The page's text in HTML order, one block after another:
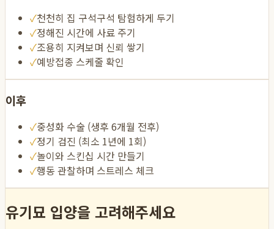
✓천천히 집 구석구석 탐험하게 두기
✓정해진 시간에 사료 주기
✓조용히 지켜보며 신뢰 쌓기
✓예방접종 스케줄 확인
이후
✓중성화 수술 (생후 6개월 전후)
✓정기 검진 (최소 1년에 1회)
✓놀이와 스킨십 시간 만들기
✓행동 관찰하며 스트레스 체크
유기묘 입양을 고려해주세요